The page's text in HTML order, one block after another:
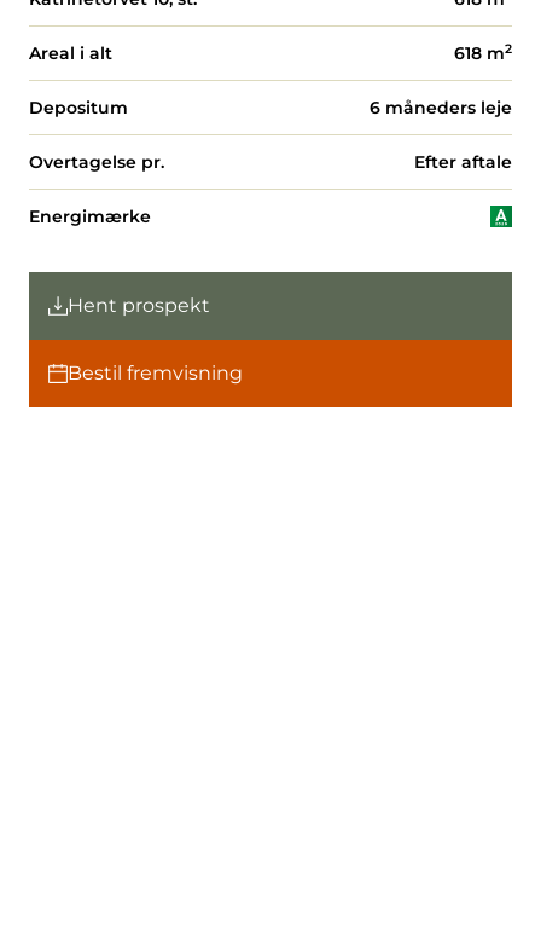
Areal i alt 618 m2
Depositum 6 måneders leje
Overtagelse pr. Efter aftale
Energimærke
Hent prospekt
Bestil fremvisning